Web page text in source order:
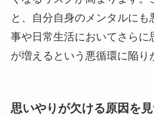
と、自分自身のメンタルに
事や日常生活においてさらに
が増えるという悪循環に陥り
思いやりが欠ける原因を